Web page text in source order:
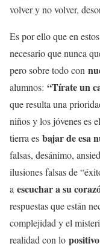
volver y no volver,
Es por ello que en
necesario que nunca
pero sobre todo con
alumnos: “Tírate un
que resulta una
niños y los jóvenes es
tierra es bajar de esa
falsas, desánimo,
ilusiones falsas de
a escuchar a su
respuestas que están
complejidad y el
realidad con lo